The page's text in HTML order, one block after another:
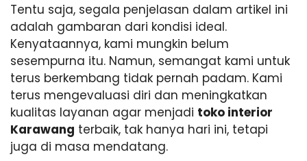
Tentu saja, segala penjelasan dalam artikel ini
adalah gambaran dari kondisi ideal.
Kenyataannya, kami mungkin belum
sesempurna itu. Namun, semangat kami untuk
terus berkembang tidak pernah padam. Kami
terus mengevaluasi diri dan meningkatkan
kualitas layanan agar menjadi toko interior
Karawang terbaik, tak hanya hari ini, tetapi
juga di masa mendatang.